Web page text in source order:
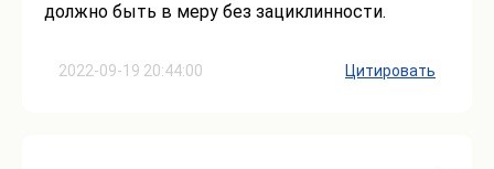
2022-09-19 20:44:00
должно быть в меру без зациклинности.
Цитировать